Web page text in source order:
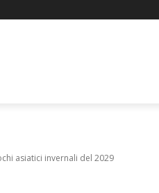
asiatici invernali del 2029